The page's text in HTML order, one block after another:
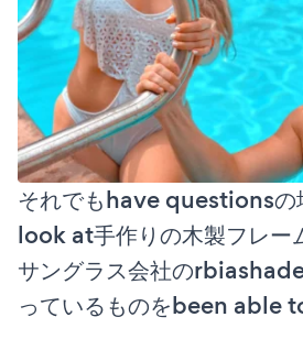
それでもhave questionsの
look at手作りの木製フレー
サングラス会社の
っているものをbeen able